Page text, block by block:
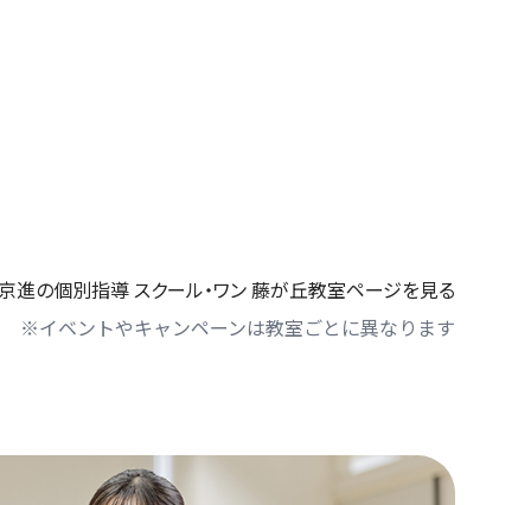
進の個別指導 スクール・ワン 藤が丘教室ページを見る
※イベントやキャンペーンは教室ごとに異なります